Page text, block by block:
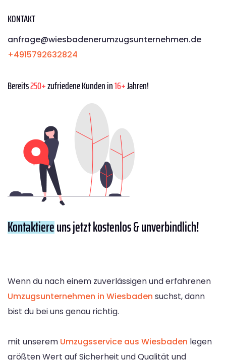
KONTAKT
anfrage@wiesbadenerumzugsunternehmen.de
+4915792632824
Bereits250+zufriedene Kunden in16+Jahren!
Kontaktiereuns jetzt kostenlos & unverbindlich!
Wenn du nach einem zuverlässigen und erfahrenen
Umzugsunternehmen in Wiesbaden suchst, dann
bist du bei uns genau richtig.
mit unserem Umzugsservice aus Wiesbaden legen
größten Wert auf Sicherheit und Qualität und